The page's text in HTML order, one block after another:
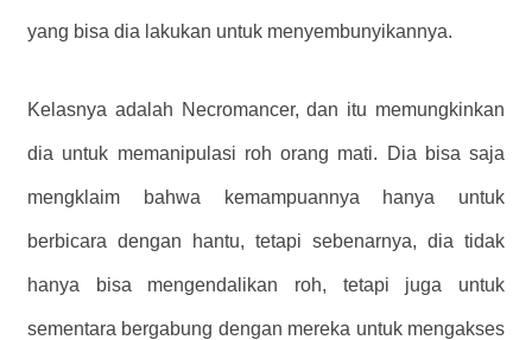
yang bisa dia lakukan untuk menyembunyikannya.
Kelasnya adalah Necromancer, dan itu memungkinkan
dia untuk memanipulasi roh orang mati. Dia bisa saja
mengklaim bahwa kemampuannya hanya untuk
berbicara dengan hantu, tetapi sebenarnya, dia tidak
hanya bisa mengendalikan roh, tetapi juga untuk
sementara bergabung dengan mereka untuk mengakses